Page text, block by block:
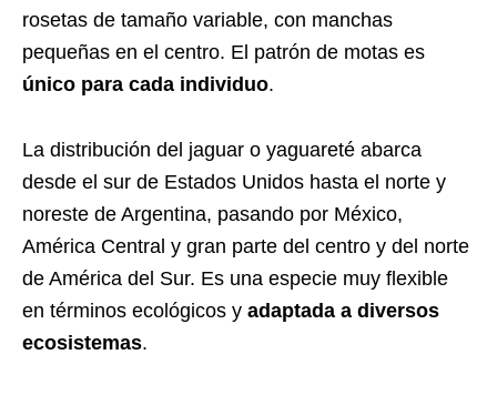
rosetas de tamaño variable, con manchas
pequeñas en el centro. El patrón de motas es
único para cada individuo.
La distribución del jaguar o yaguareté abarca
desde el sur de Estados Unidos hasta el norte y
noreste de Argentina, pasando por México,
América Central y gran parte del centro y del norte
de América del Sur. Es una especie muy flexible
en términos ecológicos y adaptada a diversos
ecosistemas.